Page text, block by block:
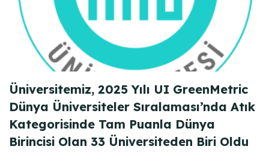
Üniversitemiz, 2025 Yılı UI GreenMetric
Dünya Üniversiteler Sıralaması’nda Atık
Kategorisinde Tam Puanla Dünya
Birincisi Olan 33 Üniversiteden Biri Oldu